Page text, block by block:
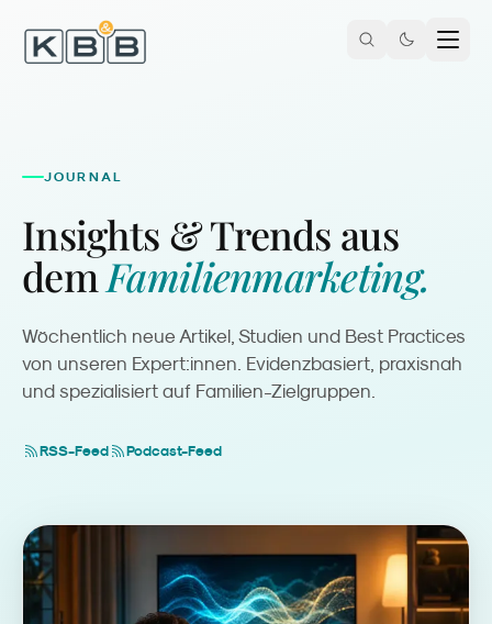
JOURNAL
Insights & Trends aus
demFamilienmarketing.
Wöchentlich neue Artikel, Studien und Best Practices
von unseren Expert:innen. Evidenzbasiert, praxisnah
und spezialisiert auf Familien-Zielgruppen.
RSS-Feed Podcast-Feed